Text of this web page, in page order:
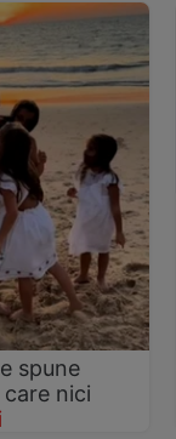
spune
nici